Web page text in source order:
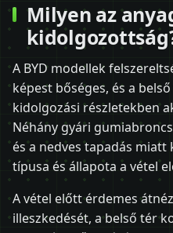
Milyen az
A BYD modellek
képest bőséges, és a
kidolgozási részletekben
Néhány gyári
és a nedves tapadás
típusa és állapota a vétel
A vétel előtt érdemes
illeszkedését, a belső tér